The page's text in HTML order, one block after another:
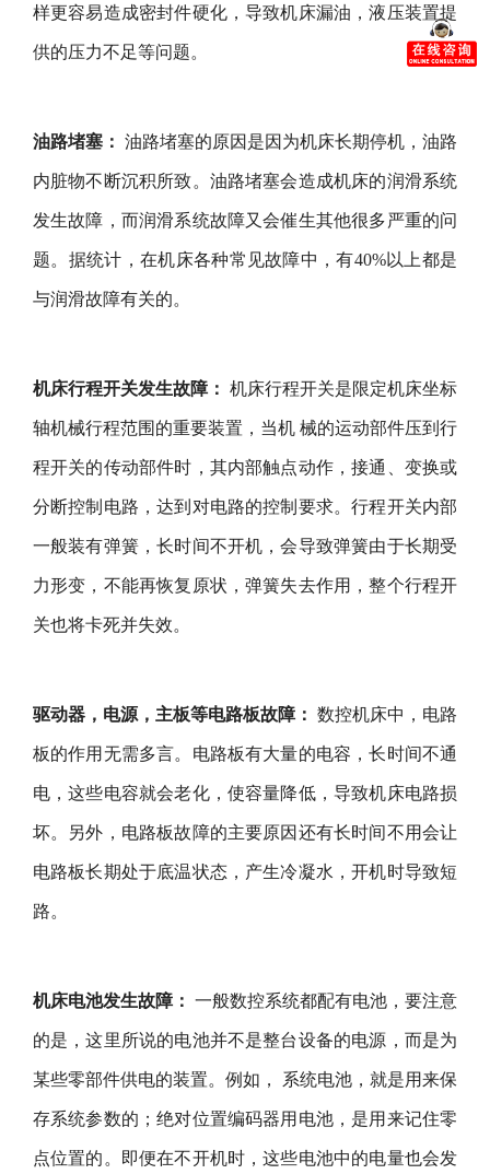
样更容易造成密封件硬化，导致机床漏油，液压装置提
供的压力不足等问题。
油路堵塞： 油路堵塞的原因是因为机床长期停机，油路
内脏物不断沉积所致。油路堵塞会造成机床的润滑系统
发生故障，而润滑系统故障又会催生其他很多严重的问
题。据统计，在机床各种常见故障中，有40%以上都是
与润滑故障有关的。
机床行程开关发生故障： 机床行程开关是限定机床坐标
轴机械行程范围的重要装置，当机 械的运动部件压到行
程开关的传动部件时，其内部触点动作，接通、变换或
分断控制电路，达到对电路的控制要求。行程开关内部
一般装有弹簧，长时间不开机，会导致弹簧由于长期受
力形变，不能再恢复原状，弹簧失去作用，整个行程开
关也将卡死并失效。
驱动器，电源，主板等电路板故障： 数控机床中，电路
板的作用无需多言。电路板有大量的电容，长时间不通
电，这些电容就会老化，使容量降低，导致机床电路损
坏。另外，电路板故障的主要原因还有长时间不用会让
电路板长期处于底温状态，产生冷凝水，开机时导致短
路。
机床电池发生故障： 一般数控系统都配有电池，要注意
的是，这里所说的电池并不是整台设备的电源，而是为
某些零部件供电的装置。例如， 系统电池，就是用来保
存系统参数的；绝对位置编码器用电池，是用来记住零
点位置的。即便在不开机时，这些电池中的电量也会发